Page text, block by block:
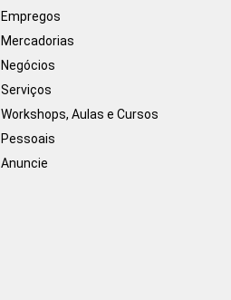
Empregos
Mercadorias
Negócios
Serviços
Workshops, Aulas e Cursos
Pessoais
Anuncie